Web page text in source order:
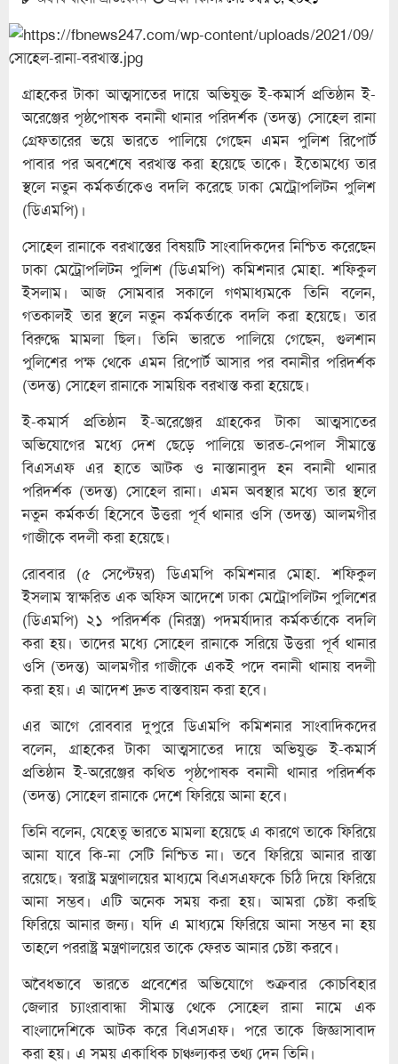
গ্রাহকের টাকা আত্মসাতের দায়ে অভিযুক্ত ই-কমার্স প্রতিষ্ঠান ই-
অরেঞ্জের পৃষ্ঠপোষক বনানী থানার পরিদর্শক (তদন্ত) সোহেল রানা
গ্রেফতারের ভয়ে ভারতে পালিয়ে গেছেন এমন পুলিশ রিপোর্ট
পাবার পর অবশেষে বরখাস্ত করা হয়েছে তাকে। ইতোমধ্যে তার
স্থলে নতুন কর্মকর্তাকেও বদলি করেছে ঢাকা মেট্রোপলিটন পুলিশ
(ডিএমপি)।
সোহেল রানাকে বরখাস্তের বিষয়টি সাংবাদিকদের নিশ্চিত করেছেন
ঢাকা মেট্রোপলিটন পুলিশ (ডিএমপি) কমিশনার মোহা. শফিকুল
ইসলাম। আজ সোমবার সকালে গণমাধ্যমকে তিনি বলেন,
গতকালই তার স্থলে নতুন কর্মকর্তাকে বদলি করা হয়েছে। তার
বিরুদ্ধে মামলা ছিল। তিনি ভারতে পালিয়ে গেছেন, গুলশান
পুলিশের পক্ষ থেকে এমন রিপোর্ট আসার পর বনানীর পরিদর্শক
(তদন্ত) সোহেল রানাকে সাময়িক বরখাস্ত করা হয়েছে।
ই-কমার্স প্রতিষ্ঠান ই-অরেঞ্জের গ্রাহকের টাকা আত্মসাতের
অভিযোগের মধ্যে দেশ ছেড়ে পালিয়ে ভারত-নেপাল সীমান্তে
বিএসএফ এর হাতে আটক ও নাস্তানাবুদ হন বনানী থানার
পরিদর্শক (তদন্ত) সোহেল রানা। এমন অবস্থার মধ্যে তার স্থলে
নতুন কর্মকর্তা হিসেবে উত্তরা পূর্ব থানার ওসি (তদন্ত) আলমগীর
গাজীকে বদলী করা হয়েছে।
রোববার (৫ সেপ্টেম্বর) ডিএমপি কমিশনার মোহা. শফিকুল
ইসলাম স্বাক্ষরিত এক অফিস আদেশে ঢাকা মেট্রোপলিটন পুলিশের
(ডিএমপি) ২১ পরিদর্শক (নিরস্ত্র) পদমর্যাদার কর্মকর্তাকে বদলি
করা হয়। তাদের মধ্যে সোহেল রানাকে সরিয়ে উত্তরা পূর্ব থানার
ওসি (তদন্ত) আলমগীর গাজীকে একই পদে বনানী থানায় বদলী
করা হয়। এ আদেশ দ্রুত বাস্তবায়ন করা হবে।
এর আগে রোববার দুপুরে ডিএমপি কমিশনার সাংবাদিকদের
বলেন, গ্রাহকের টাকা আত্মসাতের দায়ে অভিযুক্ত ই-কমার্স
প্রতিষ্ঠান ই-অরেঞ্জের কথিত পৃষ্ঠপোষক বনানী থানার পরিদর্শক
(তদন্ত) সোহেল রানাকে দেশে ফিরিয়ে আনা হবে।
তিনি বলেন, যেহেতু ভারতে মামলা হয়েছে এ কারণে তাকে ফিরিয়ে
আনা যাবে কি-না সেটি নিশ্চিত না। তবে ফিরিয়ে আনার রাস্তা
রয়েছে। স্বরাষ্ট্র মন্ত্রণালয়ের মাধ্যমে বিএসএফকে চিঠি দিয়ে ফিরিয়ে
আনা সম্ভব। এটি অনেক সময় করা হয়। আমরা চেষ্টা করছি
ফিরিয়ে আনার জন্য। যদি এ মাধ্যমে ফিরিয়ে আনা সম্ভব না হয়
তাহলে পররাষ্ট্র মন্ত্রণালয়ের তাকে ফেরত আনার চেষ্টা করবে।
অবৈধভাবে ভারতে প্রবেশের অভিযোগে শুক্রবার কোচবিহার
জেলার চ্যাংরাবান্ধা সীমান্ত থেকে সোহেল রানা নামে এক
বাংলাদেশিকে আটক করে বিএসএফ। পরে তাকে জিজ্ঞাসাবাদ
করা হয়। এ সময় একাধিক চাঞ্চল্যকর তথ্য দেন তিনি।